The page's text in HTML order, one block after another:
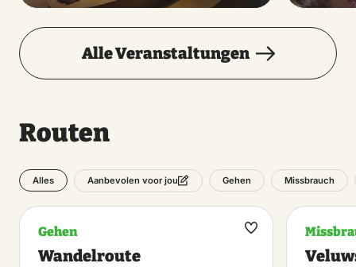
Alle Veranstaltungen
Routen
Alles Aanbevolen voor jou Gehen Missbrauch
Gehen
Wandelroute
Maak